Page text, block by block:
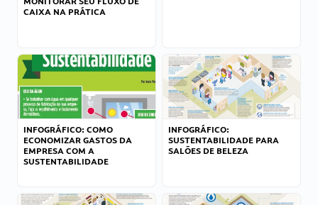
CAIXA NA PRÁTICA
INFOGRÁFICO: COMO
ECONOMIZAR GASTOS DA
EMPRESA COM A
SUSTENTABILIDADE
INFOGRÁFICO:
SUSTENTABILIDADE PARA
SALÕES DE BELEZA